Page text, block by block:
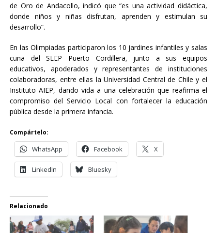
de Oro de Andacollo, indicó que “es una actividad didáctica,
donde niños y niñas disfrutan, aprenden y estimulan su
desarrollo”.
En las Olimpiadas participaron los 10 jardines infantiles y salas
cuna del SLEP Puerto Cordillera, junto a sus equipos
educativos, apoderados y representantes de instituciones
colaboradoras, entre ellas la Universidad Central de Chile y el
Instituto AIEP, dando vida a una celebración que reafirma el
compromiso del Servicio Local con fortalecer la educación
pública desde la primera infancia.
Compártelo:
WhatsApp Facebook X
LinkedIn Bluesky
Relacionado